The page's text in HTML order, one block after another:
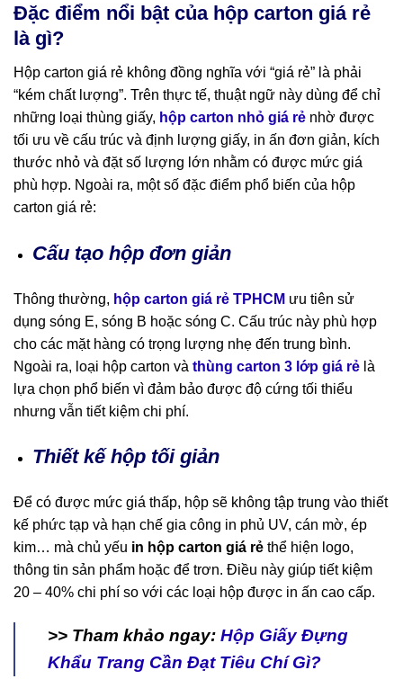
Đặc điểm nổi bật của hộp carton giá rẻ
là gì?
Hộp carton giá rẻ không đồng nghĩa với “giá rẻ” là phải
“kém chất lượng”. Trên thực tế, thuật ngữ này dùng để chỉ
những loại thùng giấy, hộp carton nhỏ giá rẻ nhờ được
tối ưu về cấu trúc và định lượng giấy, in ấn đơn giản, kích
thước nhỏ và đặt số lượng lớn nhằm có được mức giá
phù hợp. Ngoài ra, một số đặc điểm phổ biến của hộp
carton giá rẻ:
Cấu tạo hộp đơn giản
Thông thường, hộp carton giá rẻ TPHCM ưu tiên sử
dụng sóng E, sóng B hoặc sóng C. Cấu trúc này phù hợp
cho các mặt hàng có trọng lượng nhẹ đến trung bình.
Ngoài ra, loại hộp carton và thùng carton 3 lớp giá rẻ là
lựa chọn phổ biến vì đảm bảo được độ cứng tối thiểu
nhưng vẫn tiết kiệm chi phí.
Thiết kế hộp tối giản
Để có được mức giá thấp, hộp sẽ không tập trung vào thiết
kế phức tạp và hạn chế gia công in phủ UV, cán mờ, ép
kim… mà chủ yếu in hộp carton giá rẻ thể hiện logo,
thông tin sản phẩm hoặc để trơn. Điều này giúp tiết kiệm
20 – 40% chi phí so với các loại hộp được in ấn cao cấp.
>> Tham khảo ngay: Hộp Giấy Đựng
Khẩu Trang Cần Đạt Tiêu Chí Gì?